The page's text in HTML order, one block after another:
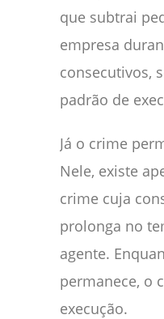
que subtrai
empresa
consecutivos,
padrão de
Já o crime
Nele, existe
crime cuja
prolonga no
agente.
permanece, o
execução.